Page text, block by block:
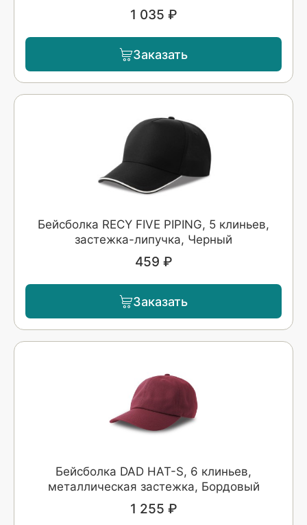
1 035 ₽
Заказать
Бейсболка RECY FIVE PIPING, 5 клиньев,
застежка-липучка, Черный
459 ₽
Заказать
Бейсболка DAD HAT-S, 6 клиньев,
металлическая застежка, Бордовый
1 255 ₽